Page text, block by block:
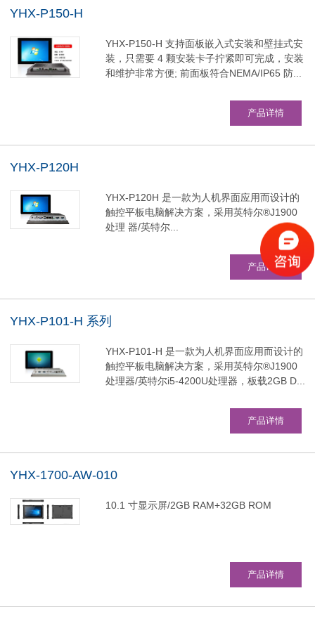
YHX-P150-H
YHX-P150-H 支持面板嵌入式安装和壁挂式安
装，只需要 4 颗安装卡子拧紧即可完成，安装
和维护非常方便; 前面板符合NEMA/IP65 防...
产品详情
YHX-P120H
YHX-P120H 是一款为人机界面应用而设计的
触控平板电脑解决方案，采用英特尔®J1900
处理 器/英特尔...
产品详情
YHX-P101-H 系列
YHX-P101-H 是一款为人机界面应用而设计的
触控平板电脑解决方案，采用英特尔®J1900
处理器/英特尔i5-4200U处理器，板载2GB D...
产品详情
YHX-1700-AW-010
10.1 寸显示屏/2GB RAM+32GB ROM
产品详情